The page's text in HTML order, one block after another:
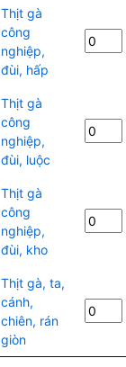
Thịt gà
công
nghiệp,
đùi, hấp
Thịt gà
công
nghiệp,
đùi, luộc
Thịt gà
công
nghiệp,
đùi, kho
Thịt gà, ta,
cánh,
chiên, rán
giòn